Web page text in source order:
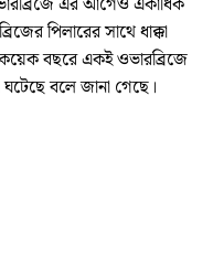
পিলারের সাথে ধাক্কা
বছরে একই ওভারব্রিজে
বলে জানা গেছে।